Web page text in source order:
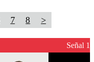
7 8 >
Señal 1